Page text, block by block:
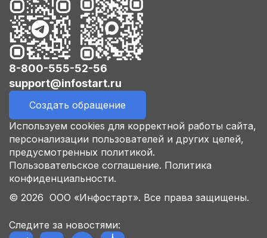
8-800-555-52-56
support@infostart.ru
Создать обращение
Используем cookies для корректной работы сайта,
персонализации пользователей и других целей,
предусмотренных политикой.
Пользовательское соглашение. Политика
конфиденциальности.
© 2026 ООО «Инфостарт». Все права защищены.
Следите за новостями: